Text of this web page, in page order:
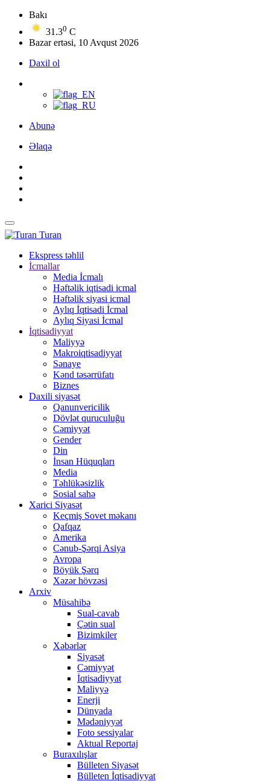
Bakı
31.30 C
Bazar ertəsi, 10 Avqust 2026
Daxil ol
Abunə
Əlaqə
Turan
Ekspress təhlil
İcmallar
Media İcmalı
Həftəlik iqtisadi icmal
Həftəlik siyasi icmal
Aylıq İqtisadi İcmal
Aylıq Siyasi İcmal
İqtisadiyyat
Maliyyə
Makroiqtisadiyyat
Sənaye
Kənd təsərrüfatı
Biznes
Daxili siyasət
Qanunvericilik
Dövlət quruculuğu
Cəmiyyət
Gender
Din
İnsan Hüquqları
Media
Təhlükəsizlik
Sosial sahə
Xarici Siyasət
Keçmiş Sovet məkanı
Qafqaz
Amerika
Cənub-Şərqi Asiya
Avropa
Böyük Şərq
Xəzər hövzəsi
Arxiv
Müsahibə
Sual-cavab
Çətin sual
Bizimkiler
Xəbərlər
Siyasət
Cəmiyyət
İqtisadiyyat
Maliyyə
Enerji
Dünyada
Mədəniyyət
Foto sessiyalar
Aktual Reportaj
Buraxılışlar
Bülleten Siyasət
Bülleten İqtisadiyyat